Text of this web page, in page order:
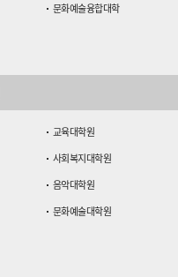
문화예술융합대학
교육대학원
사회복지대학원
음악대학원
문화예술대학원